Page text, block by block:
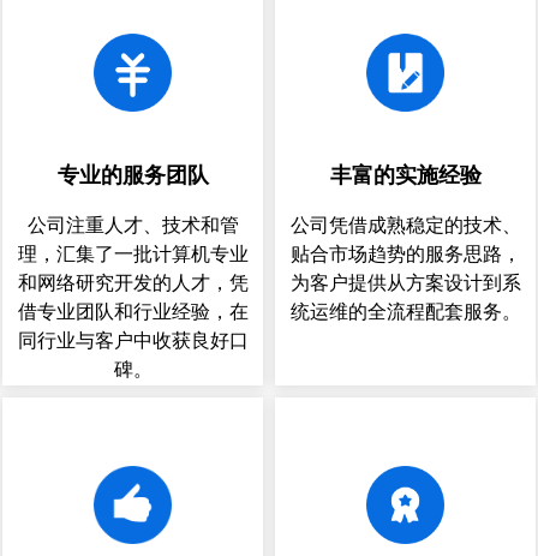
专业的服务团队
公司注重人才、技术和管
理，汇集了一批计算机专业
和网络研究开发的人才，凭
借专业团队和行业经验，在
同行业与客户中收获良好口
碑。
丰富的实施经验
公司凭借成熟稳定的技术、
贴合市场趋势的服务思路，
为客户提供从方案设计到系
统运维的全流程配套服务。